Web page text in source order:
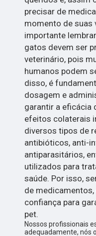
precisar de
momento de suas
importante
gatos devem ser
veterinário, pois
humanos podem
disso, é
dosagem e
garantir a eficácia
efeitos colaterais
diversos tipos de
antibióticos, anti-
antiparasitários,
utilizados para
saúde. Por isso,
de
confiança para
pet.
Nossos profissionais
adequadamente, nós